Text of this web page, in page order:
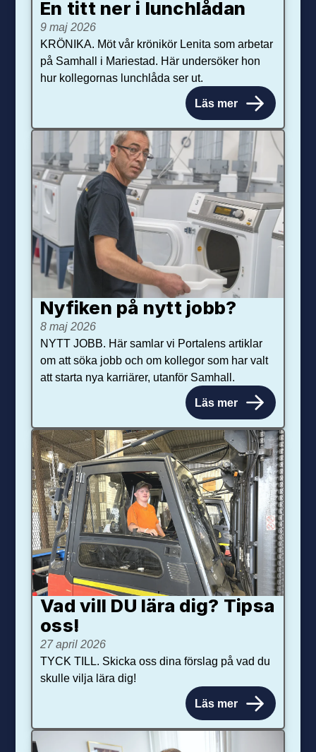
En titt ner i lunchlådan
9 maj 2026
KRÖNIKA. Möt vår krönikör Lenita som arbetar
på Samhall i Mariestad. Här undersöker hon
hur kollegornas lunchlåda ser ut.
Läs mer
Nyfiken på nytt jobb?
8 maj 2026
NYTT JOBB. Här samlar vi Portalens artiklar
om att söka jobb och om kollegor som har valt
att starta nya karriärer, utanför Samhall.
Läs mer
Vad vill DU lära dig? Tipsa
oss!
27 april 2026
TYCK TILL. Skicka oss dina förslag på vad du
skulle vilja lära dig!
Läs mer